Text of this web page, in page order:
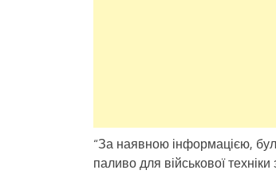
“За наявною інформацією,
паливо для військової